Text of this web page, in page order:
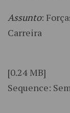
Assunto:
Carreira
[0.24 MB]
Sequence: